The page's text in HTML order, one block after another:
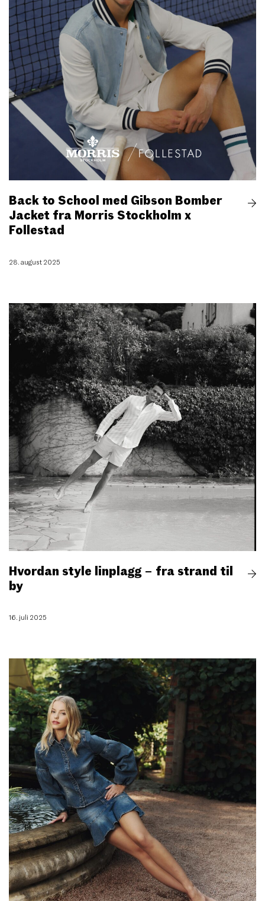
Back to School med Gibson Bomber
Jacket fra Morris Stockholm x
Follestad
28. august 2025
Hvordan style linplagg – fra strand til
by
16. juli 2025